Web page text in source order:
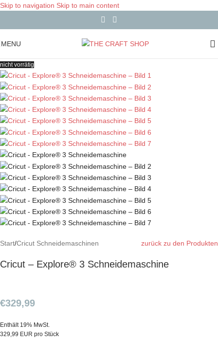
Skip to navigation Skip to main content
MENU
nicht vorrätig
Start/Cricut Schneidemaschinen zurück zu den Produkten
Cricut – Explore® 3 Schneidemaschine
€329,99
Enthält 19% MwSt.
329,99 EUR pro Stück